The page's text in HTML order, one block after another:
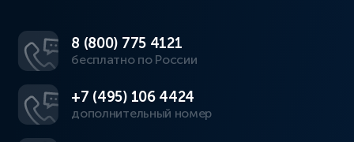
8 (800) 775 4121
бесплатно по России
+7 (495) 106 4424
дополнительный номер